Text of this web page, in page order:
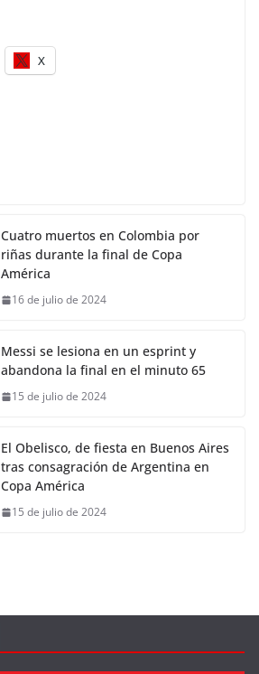
X
Cuatro muertos en Colombia por
riñas durante la final de Copa
América
16 de julio de 2024
Messi se lesiona en un esprint y
abandona la final en el minuto 65
15 de julio de 2024
El Obelisco, de fiesta en Buenos Aires
tras consagración de Argentina en
Copa América
15 de julio de 2024